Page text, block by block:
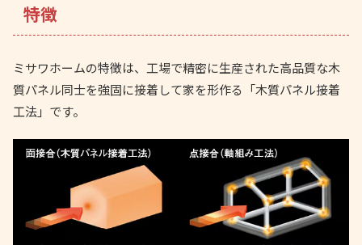
特徴
ミサワホームの特徴は、工場で精密に生産された高品質な木
質パネル同士を強固に接着して家を形作る「木質パネル接着
工法」です。